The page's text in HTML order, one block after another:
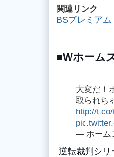
関連リンク
BSプレミア
■Wホーム
大変だ！
取られち
http://
— ホーム
逆転裁判シリ